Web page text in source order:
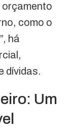
como o
há
dívidas.
Um